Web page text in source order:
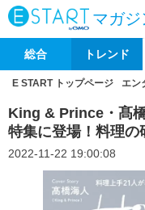
マガジ
総合 トレンド
E START トップページ エン
King & Prince・髙
特集に登場！料理の
2022-11-22 19:00:08